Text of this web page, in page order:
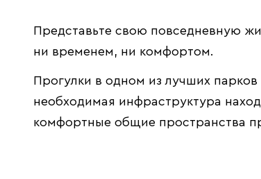
Представьте свою повседневную
ни временем, ни комфортом.
Прогулки в одном из лучших
необходимая инфраструктура
комфортные общие пространства